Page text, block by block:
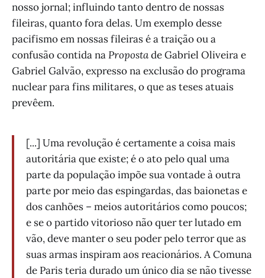
nosso jornal; influindo tanto dentro de nossas
fileiras, quanto fora delas. Um exemplo desse
pacifismo em nossas fileiras é a traição ou a
confusão contida naPropostade Gabriel Oliveira e
Gabriel Galvão, expresso na exclusão do programa
nuclear para fins militares, o que as teses atuais
prevêem.
[...] Uma revolução é certamente a coisa mais
autoritária que existe; é o ato pelo qual uma
parte da população impõe sua vontade à outra
parte por meio das espingardas, das baionetas e
dos canhões – meios autoritários como poucos;
e se o partido vitorioso não quer ter lutado em
vão, deve manter o seu poder pelo terror que as
suas armas inspiram aos reacionários. A Comuna
de Paris teria durado um único dia se não tivesse